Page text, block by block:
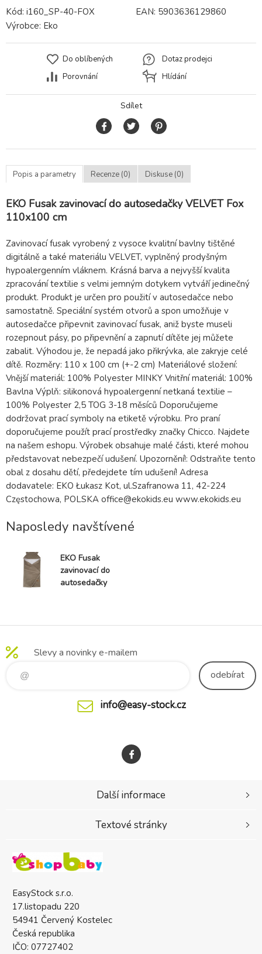
Kód: i160_SP-40-FOX EAN: 5903636129860
Výrobce: Eko
Do oblíbených
Porovnání
Dotaz prodejci
Hlídání
Sdílet
Popis a parametry Recenze (0) Diskuse (0)
EKO Fusak zavinovací do autosedačky VELVET Fox
110x100 cm
Zavinovací fusak vyrobený z vysoce kvalitní bavlny tištěné
digitálně a také materiálu VELVET, vyplněný prodyšným
hypoalergenním vláknem. Krásná barva a nejvyšší kvalita
zpracování textilie s velmi jemným dotykem vytváří jedinečný
produkt. Produkt je určen pro použití v autosedačce nebo
samostatně. Speciální systém otvorů a spon umožňuje v
autosedačce připevnit zavinovací fusak, aniž byste museli
rozepnout pásy, po připevnění a zapnutí dítěte jej můžete
zabalit. Výhodou je, že nepadá jako přikrývka, ale zakryje celé
dítě. Rozměry: 110 x 100 cm (+-2 cm) Materiálové složení:
Vnější materiál: 100% Polyester MINKY Vnitřní materiál: 100%
Bavlna Výplň: silikonová hypoalergenní netkaná textilie –
100% Polyester 2,5 TOG 3-18 měsíců Doporučujeme
dodržovat prací symboly na etiketě výrobku. Pro praní
doporučujeme použít prací prostředky značky Chicco. Najdete
na našem eshopu. Výrobek obsahuje malé části, které mohou
představovat nebezpečí udušení. Upozornění!: Odstraňte tento
obal z dosahu dětí, předejdete tím udušení! Adresa
dodavatele: EKO Łukasz Kot, ul.Szafranowa 11, 42-224
Częstochowa, POLSKA office@ekokids.eu www.ekokids.eu
Naposledy navštívené
EKO Fusak
zavinovací do
autosedačky
Slevy a novinky e-mailem
odebírat
info@easy-stock.cz
EasyStock s.r.o.
17.listopadu 220
54941 Červený Kostelec
Česká republika
IČO: 07727402
Další informace
Textové stránky